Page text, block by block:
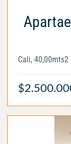
Cali, 40,00mts2